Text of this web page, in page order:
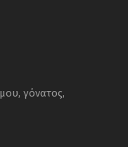
γόνατος,